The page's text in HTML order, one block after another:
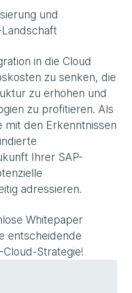
und
in die Cloud
zu senken, die
zu erhöhen und
zu profitieren. Als
mit den Erkenntnissen
Ihrer SAP-
adressieren.
Whitepaper
entscheidende
Strategie!